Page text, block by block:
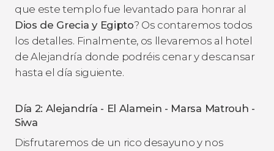
que este templo fue levantado para honrar al
Dios de Grecia y Egipto? Os contaremos todos
los detalles. Finalmente, os llevaremos al hotel
de Alejandría donde podréis cenar y descansar
hasta el día siguiente.
Día 2: Alejandría - El Alamein - Marsa Matrouh -
Siwa
Disfrutaremos de un rico desayuno y nos